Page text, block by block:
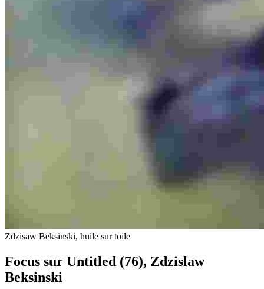
Zdzisaw Beksinski, huile sur toile
Focus sur Untitled (76), Zdzislaw
Beksinski